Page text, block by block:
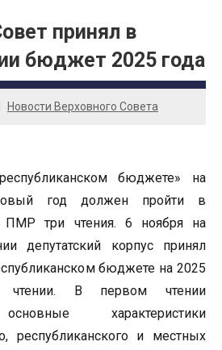
принял в
бюджет 2025 года
Новости Верховного Совета
бюджете» на
год должен пройти в
ПМР три чтения. 6 ноября на
депутатский корпус принял
бюджете на 2025
В первом чтении
характеристики
республиканского и местных